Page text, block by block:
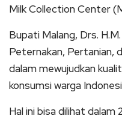
Milk Collection Center
Bupati Malang, Drs.
Peternakan, Pertanian,
dalam mewujudkan
konsumsi warga
Hal ini bisa dilihat dalam